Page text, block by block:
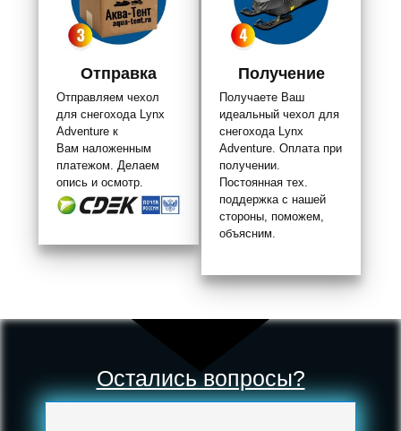
Отправка
Отправляем чехол
для снегохода Lynx
Adventure к
Вам наложенным
платежом. Делаем
опись и осмотр.
Получение
Получаете Ваш
идеальный чехол для
снегохода Lynx
Adventure. Оплата при
получении.
Постоянная тех.
поддержка с нашей
стороны, поможем,
объясним.
Остались вопросы?